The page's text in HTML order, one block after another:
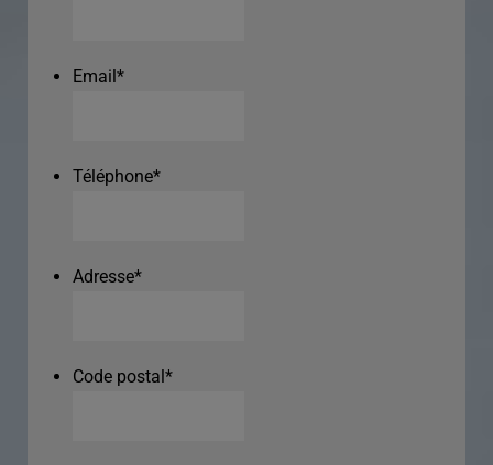
Email*
Téléphone*
Adresse*
Code postal*